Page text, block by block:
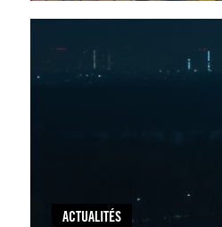
ACTUALITÉS